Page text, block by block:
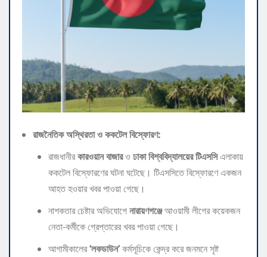
রাজনৈতিক অস্থিরতা ও ককটেল বিস্ফোরণ:
​রাজধানীরকারওয়ান বাজারও ঢাকা বিশ্ববিদ্যালয়ের টিএসসিএলাকায়
ককটেল বিস্ফোরণের ঘটনা ঘটেছে। টিএসসিতে বিস্ফোরণে একজন
আহত হওয়ার খবর পাওয়া গেছে।
​নাশকতার চেষ্টার অভিযোগেনারায়ণগঞ্জেআওয়ামী লীগের কয়েকজন
নেতা-কর্মীকে গ্রেপ্তারের খবর পাওয়া গেছে।
​আগামীকালের‘লকডাউন’কর্মসূচিকে কেন্দ্র করে জনমনে সৃষ্ট